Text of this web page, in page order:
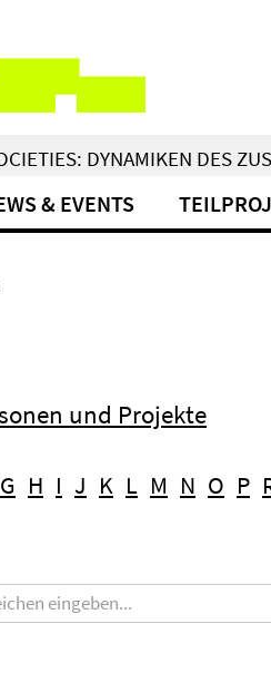
DYNAMIKEN DES
& EVENTS
und Projekte
G H I J K L M N O P